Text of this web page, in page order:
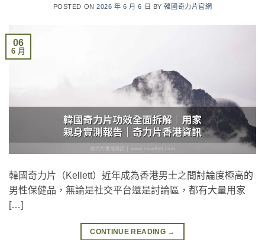
POSTED ON2026 年 6 月 6 日 BY韓國奇力片官網
06
6 月
韓國奇力片（Kellett）近年成為香港男士之間討論度極高的
男性保健品，無論是社交平台還是討論區，都有大量用家
[…]
CONTINUE READING →